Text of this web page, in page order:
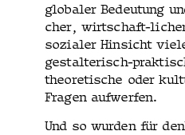
glob­aler Bedeu­tung
ch­er, wirtschaft-
sozialer Hin­sicht
gestal­ter­isch-
the­o­retis­che oder
Fra­gen aufwerfen.
Und so wur­den für